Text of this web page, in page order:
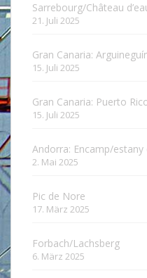
Sarrebourg/Château
21. Juli 2025
Gran Canaria:
15. Juli 2025
Gran Canaria: Puerto
15. Juli 2025
Andorra: Encamp/estany
2. Mai 2025
Pic de Nore
17. März 2025
Forbach/Lachsberg
6. März 2025